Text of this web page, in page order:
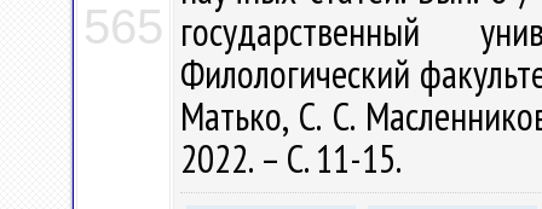
565 государственный
Филологический
Матько, С. С.
2022. – С. 11-15.